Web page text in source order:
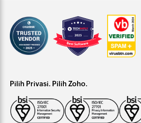
Pilih Privasi. Pilih Zoho.